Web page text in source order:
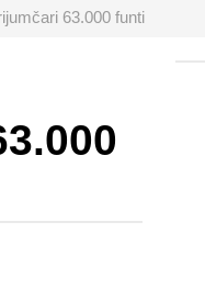
63.000 funti